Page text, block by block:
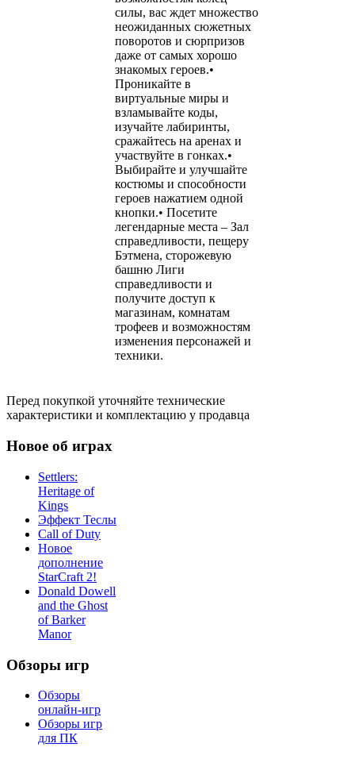
силы, вас ждет множество
неожиданных сюжетных
поворотов и сюрпризов
даже от самых хорошо
знакомых героев.•
Проникайте в
виртуальные миры и
взламывайте коды,
изучайте лабиринты,
сражайтесь на аренах и
участвуйте в гонках.•
Выбирайте и улучшайте
костюмы и способности
героев нажатием одной
кнопки.• Посетите
легендарные места – Зал
справедливости, пещеру
Бэтмена, сторожевую
башню Лиги
справедливости и
получите доступ к
магазинам, комнатам
трофеев и возможностям
изменения персонажей и
техники.
Перед покупкой уточняйте технические
характеристики и комплектацию у продавца
Новое об играх
Settlers:
Heritage of
Kings
Эффект Теслы
Call of Duty
Новое
дополнение
StarCraft 2!
Donald Dowell
and the Ghost
of Barker
Manor
Обзоры игр
Обзоры
онлайн-игр
Обзоры игр
для ПК